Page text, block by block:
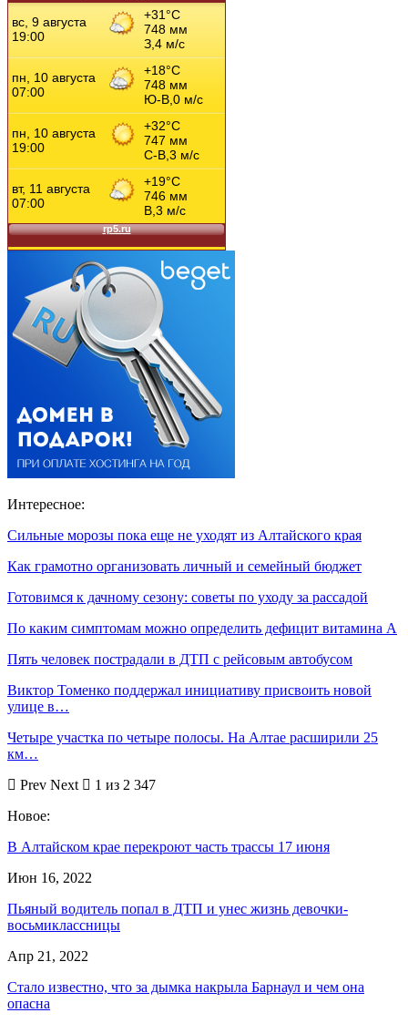
Интересное:
Сильные морозы пока еще не уходят из Алтайского края
Как грамотно организовать личный и семейный бюджет
Готовимся к дачному сезону: советы по уходу за рассадой
По каким симптомам можно определить дефицит витамина А
Пять человек пострадали в ДТП с рейсовым автобусом
Виктор Томенко поддержал инициативу присвоить новой
улице в…
Четыре участка по четыре полосы. На Алтае расширили 25
км…
Prev Next
1 из 2 347
Новое:
В Алтайском крае перекроют часть трассы 17 июня
Июн 16, 2022
Пьяный водитель попал в ДТП и унес жизнь девочки-
восьмиклассницы
Апр 21, 2022
Стало известно, что за дымка накрыла Барнаул и чем она
опасна